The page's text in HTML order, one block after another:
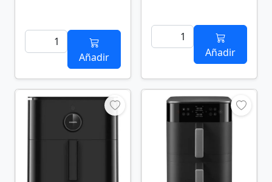
Añadir Añadir